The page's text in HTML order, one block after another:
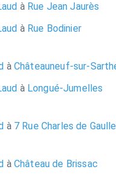
àRue Jean Jaurès
àRue Bodinier
àChâteauneuf-sur-
àLongué-Jumelles
à7 Rue Charles de Gaulle
àChâteau de Brissac